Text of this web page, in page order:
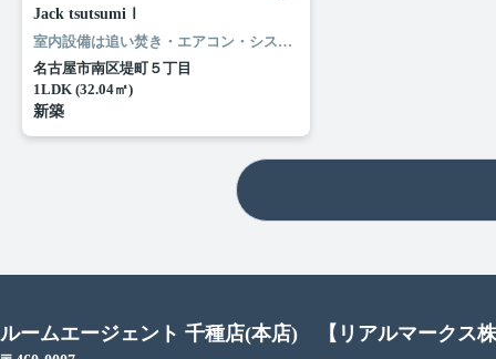
Jack tsutsumiⅠ
室内設備は追い焚き・エアコン・システムキッチンなど豊富に揃っており、過ごしやすいお部屋になっております。扱いやすくオシャレな全居室フローリングのお住まいです。お財布に優しくニーズが高いのが照明付きのアパートです。見た目もキレイで機能的なお部屋。ルームエージェント（リアルマークス）のホームページから住まいを探してみませんか。わたしたちが快適な住まい探しをお手伝い致します。
名古屋市南区堤町５丁目
1LDK (32.04㎡)
新築
ルームエージェント 千種店(本店) 【リアルマークス